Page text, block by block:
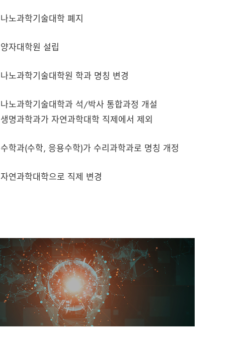
나노과학기술대학 폐지
양자대학원 설립
나노과학기술대학원 학과 명칭 변경
나노과학기술대학과 석/박사 통합과정 개설
생명과학과가 자연과학대학 직제에서 제외
수학과(수학, 응용수학)가 수리과학과로 명칭 개정
자연과학대학으로 직제 변경